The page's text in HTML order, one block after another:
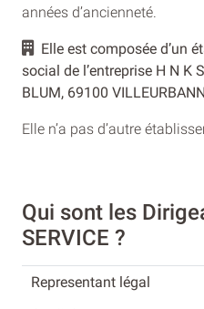
années d’ancienneté.
Elle est composée d’un
social de l’entreprise H N K
BLUM, 69100
Elle n’a pas d’autre
Qui sont les
SERVICE ?